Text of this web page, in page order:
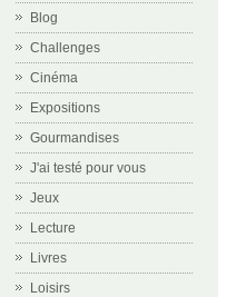
Blog
Challenges
Cinéma
Expositions
Gourmandises
J'ai testé pour vous
Jeux
Lecture
Livres
Loisirs